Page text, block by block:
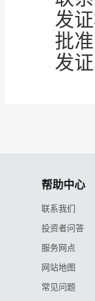
发
批
发
帮助中心
联系我们
投资者问答
服务网点
网站地图
常见问题